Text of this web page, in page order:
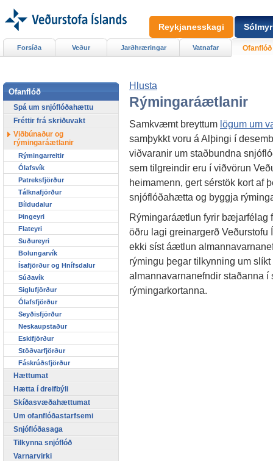
Hlusta
Rýmingaráætlanir
Samkvæmt breyttum lögum um
samþykkt voru á Alþingi í
viðvaranir um staðbundna
sem tilgreindir eru í viðvörun
heimamenn, gert sérstök kort af
snjóflóðahætta og byggja
Rýmingaráætlun fyrir bæjarfélag
öðru lagi greinargerð
ekki síst áætlun
rýmingu þegar tilkynning um
almannavarnanefndir staðanna
rýmingarkortanna.
Forsíða Veður Jarðhræringar Vatnafar Ofanflóð
Ofanflóð
Spá um snjóflóðahættu
Fréttir frá skriðuvakt
Viðbúnaður og
rýmingaráætlanir
Rýmingarreitir
Ólafsvík
Patreksfjörður
Tálknafjörður
Bíldudalur
Þingeyri
Flateyri
Suðureyri
Bolungarvík
Ísafjörður og Hnífsdalur
Súðavík
Siglufjörður
Ólafsfjörður
Seyðisfjörður
Neskaupstaður
Eskifjörður
Stöðvarfjörður
Fáskrúðsfjörður
Hættumat
Hætta í dreifbýli
Skíðasvæðahættumat
Um ofanflóðastarfsemi
Snjóflóðasaga
Tilkynna snjóflóð
Varnarvirki
Reykjanesskagi